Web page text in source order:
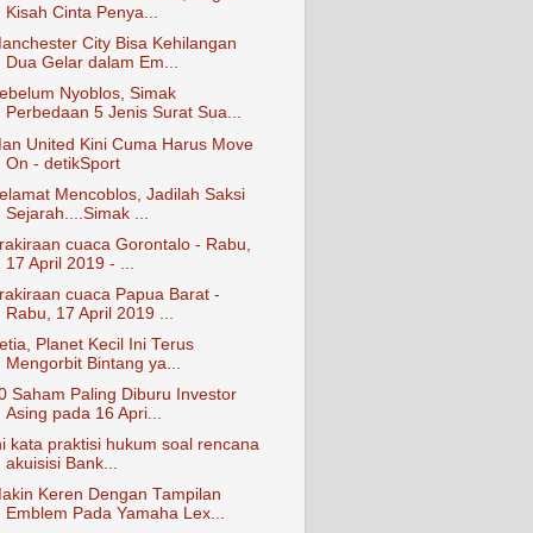
Kisah Cinta Penya...
City Bisa Kehilangan
Dua Gelar dalam Em...
Nyoblos, Simak
Perbedaan 5 Jenis Surat Sua...
United Kini Cuma Harus Move
On - detikSport
Mencoblos, Jadilah Saksi
Sejarah....Simak ...
cuaca Gorontalo - Rabu,
17 April 2019 - ...
cuaca Papua Barat -
Rabu, 17 April 2019 ...
Planet Kecil Ini Terus
Mengorbit Bintang ya...
Saham Paling Diburu Investor
Asing pada 16 Apri...
kata praktisi hukum soal rencana
akuisisi Bank...
Keren Dengan Tampilan
Emblem Pada Yamaha Lex...